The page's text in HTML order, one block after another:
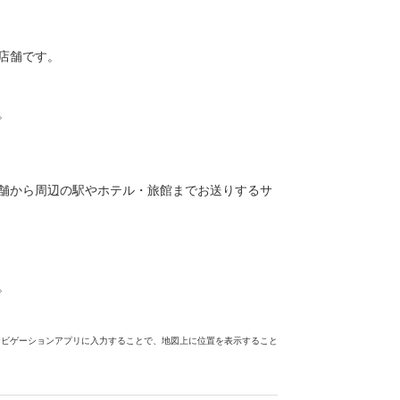
舗です。
から周辺の駅やホテル・旅館までお送りするサ
ーションアプリに入力することで、地図上に位置を表示すること